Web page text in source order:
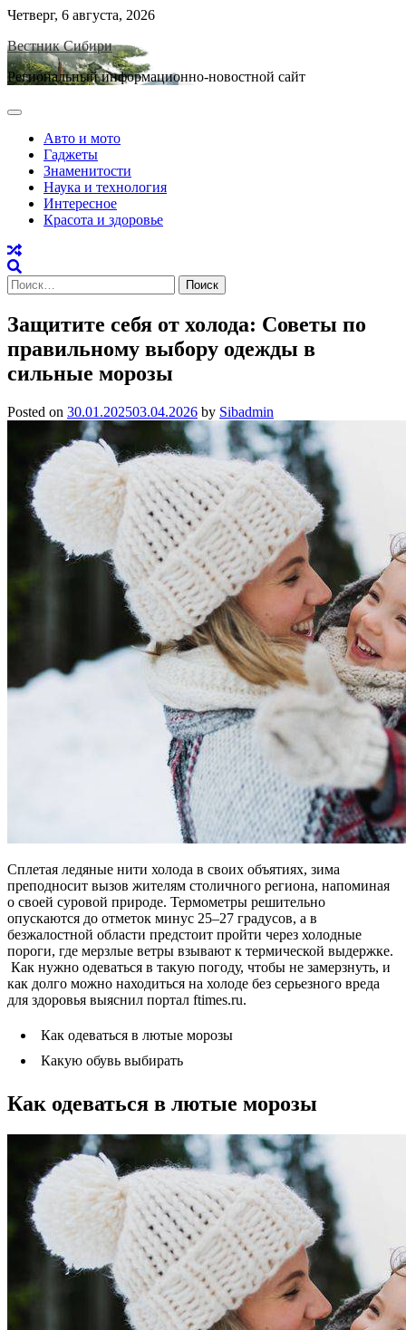
Skip
content
Четверг, 6 августа, 2026
Вестник Сибири
Региональный информационно-новостной сайт
Авто и мото
Гаджеты
Знаменитости
Наука и технология
Интересное
Красота и здоровье
Найти:
Защитите себя от холода: Советы по
правильному выбору одежды в
сильные морозы
Posted on 30.01.202503.04.2026 by Sibadmin
Сплетая ледяные нити холода в своих объятиях, зима
преподносит вызов жителям столичного региона, напоминая
о своей суровой природе. Термометры решительно
опускаются до отметок минус 25–27 градусов, а в
безжалостной области предстоит пройти через холодные
пороги, где мерзлые ветры взывают к термической выдержке.
Как нужно одеваться в такую погоду, чтобы не замерзнуть, и
как долго можно находиться на холоде без серьезного вреда
для здоровья выяснил портал ftimes.ru.
Как одеваться в лютые морозы
Какую обувь выбирать
Как одеваться в лютые морозы